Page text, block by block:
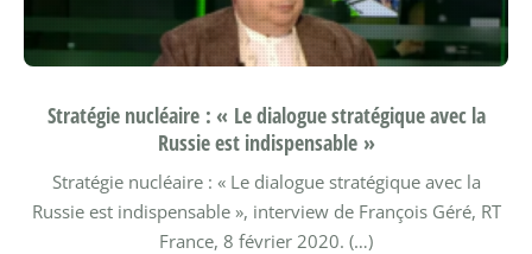
Stratégie nucléaire : « Le dialogue stratégique avec la
Russie est indispensable »
Stratégie nucléaire : « Le dialogue stratégique avec la
Russie est indispensable », interview de François Géré, RT
France, 8 février 2020. (…)